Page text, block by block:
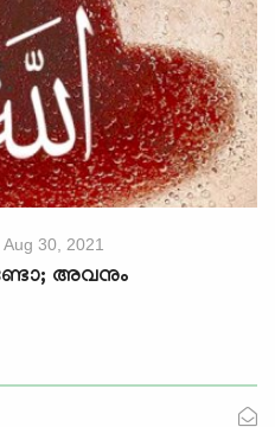
Aug 30, 2021
അവനും